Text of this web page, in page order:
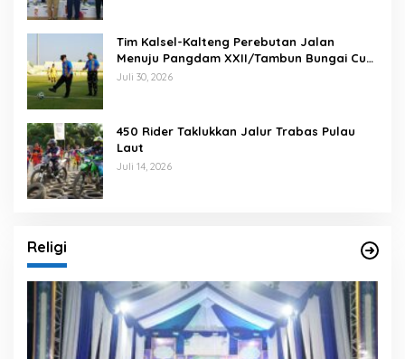
Tim Kalsel-Kalteng Perebutan Jalan
Menuju Pangdam XXII/Tambun Bungai Cup
Banjarmasin
Juli 30, 2026
450 Rider Taklukkan Jalur Trabas Pulau
Laut
Juli 14, 2026
Religi